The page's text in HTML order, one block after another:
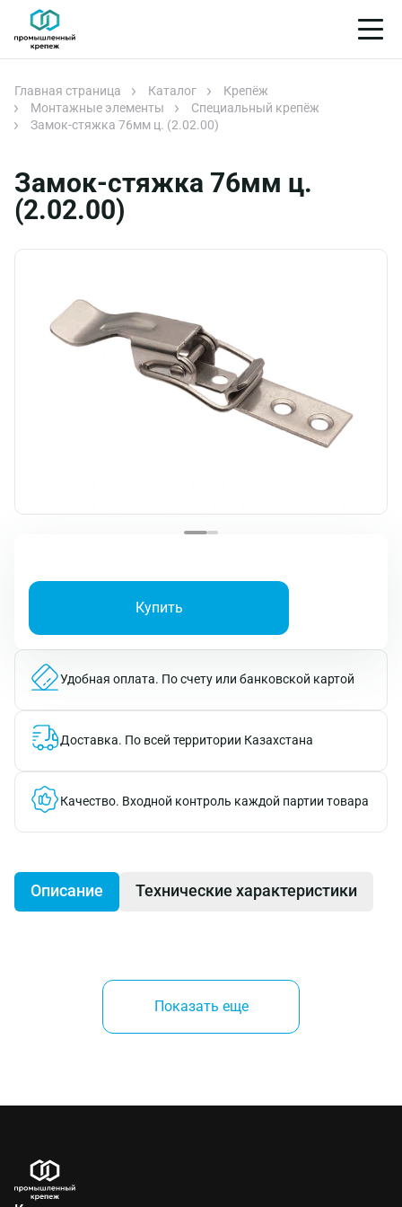
Главная страница Каталог
Крепёж
Монтажные элементы
Специальный крепёж
Замок-стяжка 76мм ц. (2.02.00)
Замок-стяжка 76мм ц.
(2.02.00)
Купить
Удобная оплата. По счету или банковской картой
Доставка. По всей территории Казахстана
Качество. Входной контроль каждой партии товара
Описание Технические характеристики
Производитель:
Frigerio Ettore (Италия)
Показать еще